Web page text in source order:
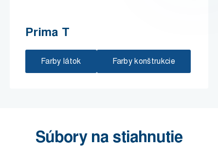
Prima T
Farby látok Farby konštrukcie
Súbory na stiahnutie